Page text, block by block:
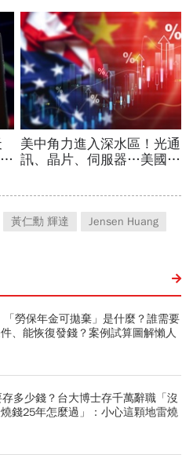
黃仁勳 輝達 Jensen Huang
勞保年金可拋棄」是什麼？誰需要
、能恢復發錢？案例試算圖解懶人
多少錢？台大博士存千萬辭職「沒
錢25年怎麼過」：小心這顆地雷燒